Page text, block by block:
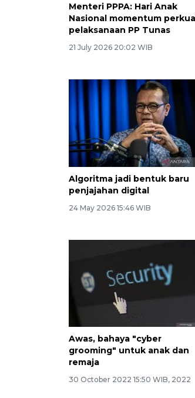
Menteri PPPA: Hari Anak
Nasional momentum
pelaksanaan PP Tunas
21 July 2026 20:02 WIB
Algoritma jadi bentuk baru
penjajahan digital
24 May 2026 15:46 WIB
Awas, bahaya "cyber
grooming" untuk anak dan
remaja
30 October 2022 15:50 WIB, 2022